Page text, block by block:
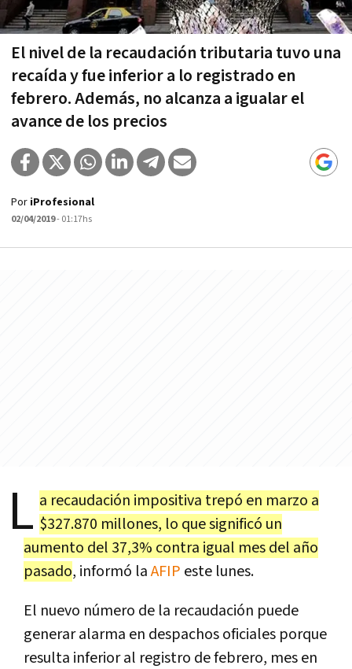
El nivel de la recaudación tributaria tuvo una
recaída y fue inferior a lo registrado en
febrero. Además, no alcanza a igualar el
avance de los precios
Por iProfesional
02/04/2019- 01:17hs
L a recaudación impositiva trepó en marzo a
$327.870 millones, lo que significó un
aumento del 37,3% contra igual mes del año
pasado, informó laAFIP este lunes.
El nuevo número de la recaudación puede
generar alarma en despachos oficiales porque
resulta inferior al registro de febrero, mes en